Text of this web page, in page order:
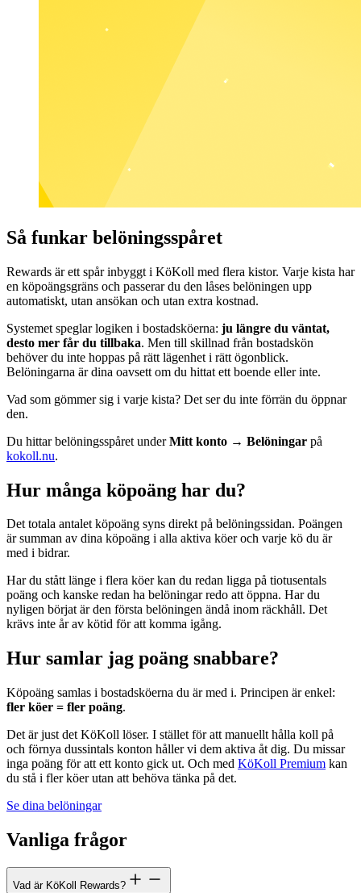
Så funkar belöningsspåret
Rewards är ett spår inbyggt i KöKoll med flera kistor. Varje kista har
en köpoängsgräns och passerar du den låses belöningen upp
automatiskt, utan ansökan och utan extra kostnad.
Systemet speglar logiken i bostadsköerna: ju längre du väntat,
desto mer får du tillbaka. Men till skillnad från bostadskön
behöver du inte hoppas på rätt lägenhet i rätt ögonblick.
Belöningarna är dina oavsett om du hittat ett boende eller inte.
Vad som gömmer sig i varje kista? Det ser du inte förrän du öppnar
den.
Du hittar belöningsspåret underMitt konto → Belöningar på
kokoll.nu.
Hur många köpoäng har du?
Det totala antalet köpoäng syns direkt på belöningssidan. Poängen
är summan av dina köpoäng i alla aktiva köer och varje kö du är
med i bidrar.
Har du stått länge i flera köer kan du redan ligga på tiotusentals
poäng och kanske redan ha belöningar redo att öppna. Har du
nyligen börjat är den första belöningen ändå inom räckhåll. Det
krävs inte år av kötid för att komma igång.
Hur samlar jag poäng snabbare?
Köpoäng samlas i bostadsköerna du är med i. Principen är enkel:
fler köer = fler poäng.
Det är just det KöKoll löser. I stället för att manuellt hålla koll på
och förnya dussintals konton håller vi dem aktiva åt dig. Du missar
inga poäng för att ett konto gick ut. Och med KöKoll Premium kan
du stå i fler köer utan att behöva tänka på det.
Se dina belöningar
Vanliga frågor
Vad är KöKoll Rewards?